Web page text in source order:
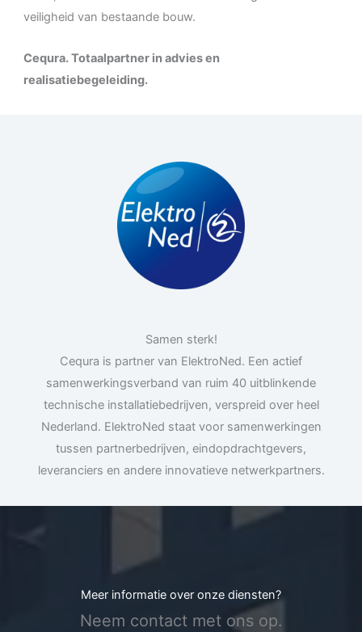
veiligheid van bestaande bouw.
Cequra. Totaalpartner in advies en
realisatiebegeleiding.
Samen sterk!
Cequra is partner van ElektroNed. Een actief
samenwerkingsverband van ruim 40 uitblinkende
technische installatiebedrijven, verspreid over heel
Nederland. ElektroNed staat voor samenwerkingen
tussen partnerbedrijven, eindopdrachtgevers,
leveranciers en andere innovatieve netwerkpartners.
Meer informatie over onze diensten?
Neem contact met ons op.